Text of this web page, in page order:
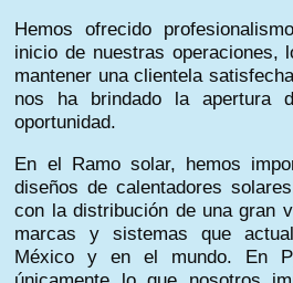
Hemos ofrecido
inicio de nuestras operaciones,
mantener una clientela
nos ha brindado la apertura
oportunidad.
En el Ramo solar, hemos
diseños de calentadores
con la distribución de una gran
marcas y sistemas que
México y en el mundo. En